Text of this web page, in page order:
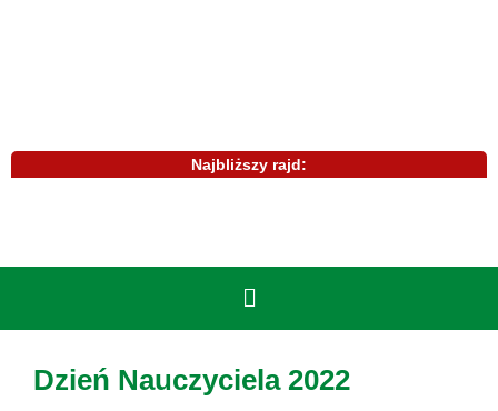
Najbliższy rajd:
Dzień Nauczyciela 2022